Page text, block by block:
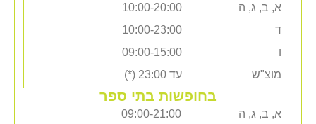
א, ב, ג, ה
10:00-20:00
ד
10:00-23:00
ו
09:00-15:00
מוצ"ש
עד 23:00 (*)
בחופשות בתי ספר
א, ב, ג, ה
09:00-21:00